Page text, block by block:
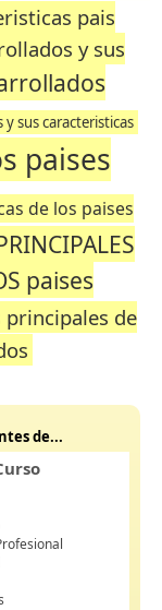
pais
y sus
sus caracteristicas
paises
de los paises
paises
de
de...